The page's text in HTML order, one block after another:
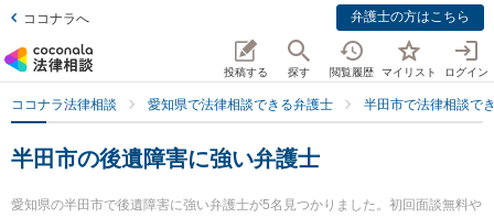
ココナラへ 弁護士の方はこちら
投稿する 探す 閲覧履歴 マイリスト ログイン
ココナラ法律相談 愛知県で法律相談できる弁護士 半田市で法律相談で
半田市の後遺障害に強い弁護士
愛知県の半田市で後遺障害に強い弁護士が5名見つかりました。初回面談無料や